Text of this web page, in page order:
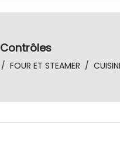
Contrôles
/ FOUR ET STEAMER /